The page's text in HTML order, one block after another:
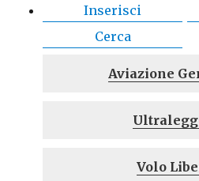
Inserisci
Cerca
Aviazione
Volo